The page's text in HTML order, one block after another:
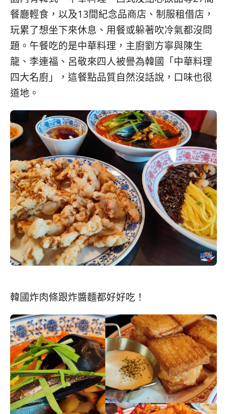
餐廳輕食，以及13間紀念品商店、制服租借店，
玩累了想坐下來休息、用餐或躲著吹冷氣都沒問
題。午餐吃的是中華料理，主廚劉方寧與陳生
龍、李連福、呂敬來四人被譽為韓國「中華料理
四大名廚」，這餐點品質自然沒話說，口味也很
道地。
韓國炸肉條跟炸醬麵都好好吃！